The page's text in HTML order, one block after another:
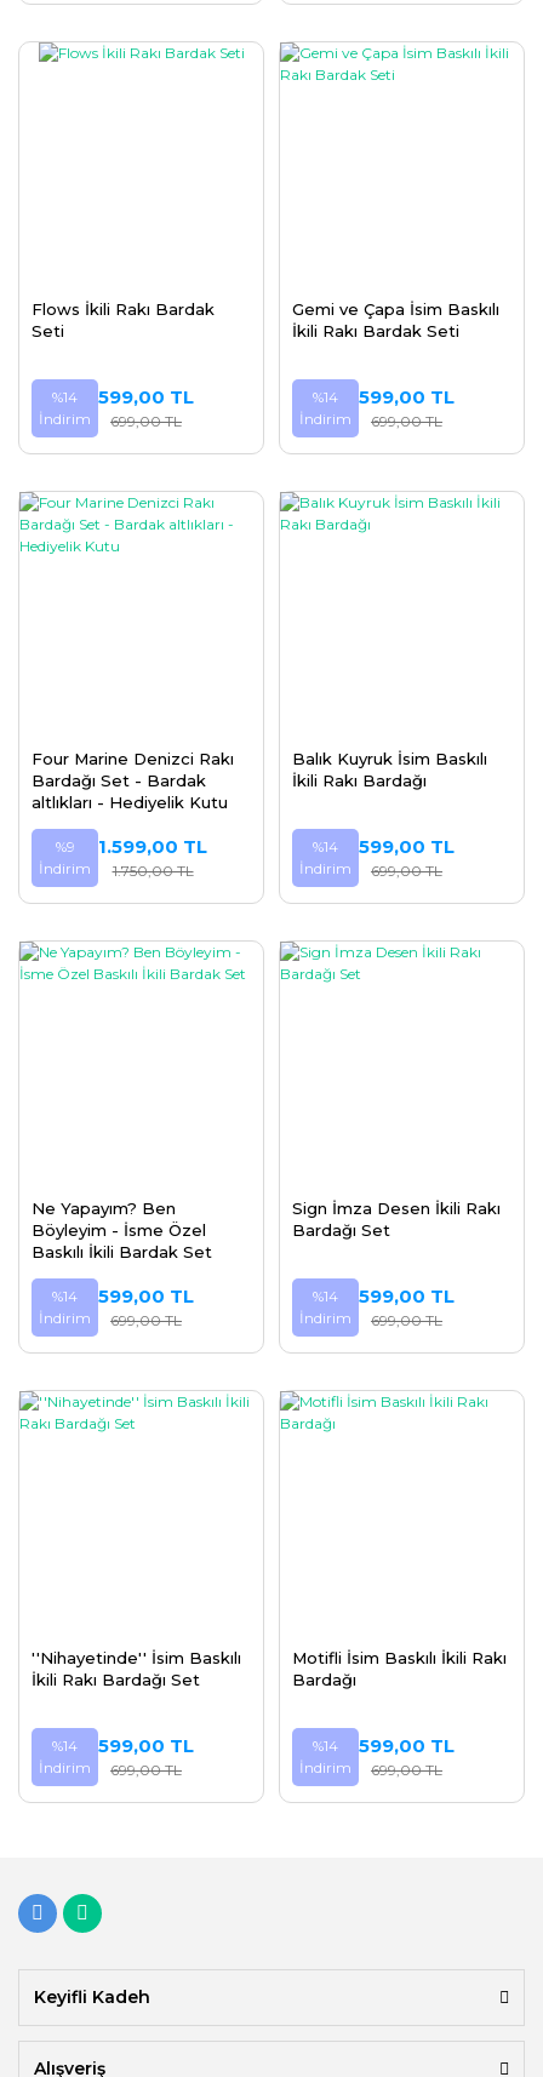
Flows İkili Rakı Bardak
Seti
%14
İndirim
599,00 TL
699,00 TL
Gemi ve Çapa İsim Baskılı
İkili Rakı Bardak Seti
%14
İndirim
599,00 TL
699,00 TL
Four Marine Denizci Rakı
Bardağı Set - Bardak
altlıkları - Hediyelik Kutu
%9
İndirim
1.599,00 TL
1.750,00 TL
Balık Kuyruk İsim Baskılı
İkili Rakı Bardağı
%14
İndirim
599,00 TL
699,00 TL
Ne Yapayım? Ben
Böyleyim - İsme Özel
Baskılı İkili Bardak Set
%14
İndirim
599,00 TL
699,00 TL
Sign İmza Desen İkili Rakı
Bardağı Set
%14
İndirim
599,00 TL
699,00 TL
''Nihayetinde'' İsim Baskılı
İkili Rakı Bardağı Set
%14
İndirim
599,00 TL
699,00 TL
Motifli İsim Baskılı İkili Rakı
Bardağı
%14
İndirim
599,00 TL
699,00 TL
Keyifli Kadeh
Alışveriş